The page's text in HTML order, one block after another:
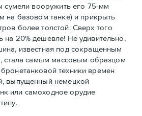
сумели вооружить его 75-мм
на базовом танке) и прикрыть
более толстой. Сверх того
на 20% дешевле! Не удивительно,
известная под сокращенным
стала самым массовым образцом
техники времен
выпущенный немецкой
или самоходное орудие